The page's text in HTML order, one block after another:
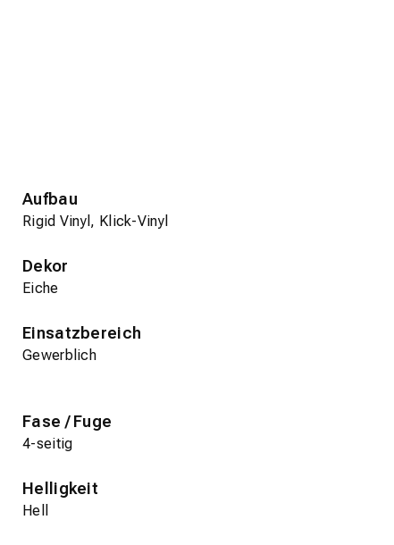
Aufbau
Rigid Vinyl, Klick-Vinyl
Dekor
Eiche
Einsatzbereich
Gewerblich
Fase / Fuge
4-seitig
Helligkeit
Hell